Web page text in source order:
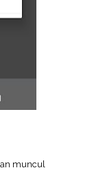
muncul